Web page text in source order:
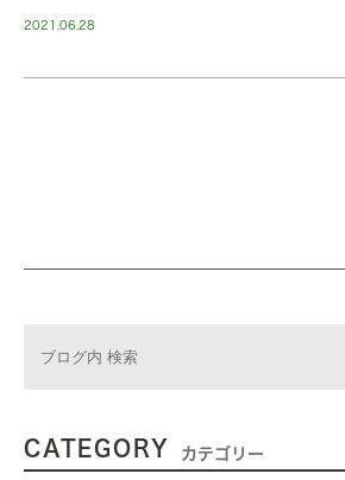
2021.06.28
CATEGORY カテゴリー